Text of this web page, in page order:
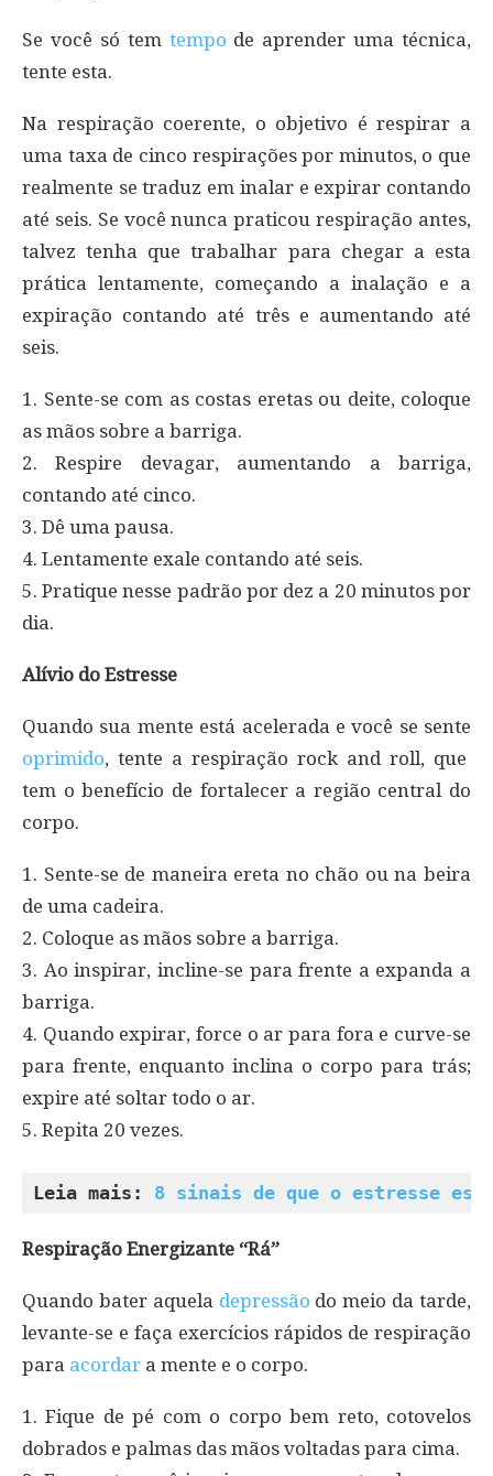
Se você só tem tempo de aprender uma técnica,
tente esta.
Na respiração coerente, o objetivo é respirar a
uma taxa de cinco respirações por minutos, o que
realmente se traduz em inalar e expirar contando
até seis. Se você nunca praticou respiração antes,
talvez tenha que trabalhar para chegar a esta
prática lentamente, começando a inalação e a
expiração contando até três e aumentando até
seis.
1. Sente-se com as costas eretas ou deite, coloque
as mãos sobre a barriga.
2. Respire devagar, aumentando a barriga,
contando até cinco.
3. Dê uma pausa.
4. Lentamente exale contando até seis.
5. Pratique nesse padrão por dez a 20 minutos por
dia.
Alívio do Estresse
Quando sua mente está acelerada e você se sente
oprimido, tente a respiração rock and roll, que
tem o benefício de fortalecer a região central do
corpo.
1. Sente-se de maneira ereta no chão ou na beira
de uma cadeira.
2. Coloque as mãos sobre a barriga.
3. Ao inspirar, incline-se para frente a expanda a
barriga.
4. Quando expirar, force o ar para fora e curve-se
para frente, enquanto inclina o corpo para trás;
expire até soltar todo o ar.
5. Repita 20 vezes.
Leia mais: 8 sinais de que o estresse
Respiração Energizante “Rá”
Quando bater aquela depressão do meio da tarde,
levante-se e faça exercícios rápidos de respiração
para acordar a mente e o corpo.
1. Fique de pé com o corpo bem reto, cotovelos
dobrados e palmas das mãos voltadas para cima.